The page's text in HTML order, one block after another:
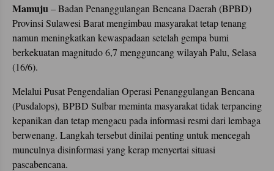
Mamuju– Badan Penanggulangan Bencana Daerah (BPBD)
Provinsi Sulawesi Barat mengimbau masyarakat tetap tenang
namun meningkatkan kewaspadaan setelah gempa bumi
berkekuatan magnitudo 6,7 mengguncang wilayah Palu, Selasa
(16/6).
Melalui Pusat Pengendalian Operasi Penanggulangan Bencana
(Pusdalops), BPBD Sulbar meminta masyarakat tidak terpancing
kepanikan dan tetap mengacu pada informasi resmi dari lembaga
berwenang. Langkah tersebut dinilai penting untuk mencegah
munculnya disinformasi yang kerap menyertai situasi
pascabencana.